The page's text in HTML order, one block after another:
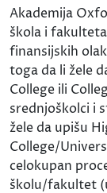
Akademija
škola i
finansijskih
toga da li žele
College ili
srednjoškolci i
žele da upišu
College/
celokupan
školu/fakultet